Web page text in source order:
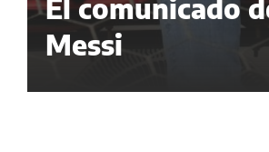
El comunicado
Messi